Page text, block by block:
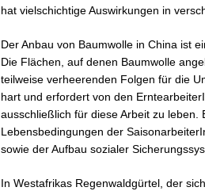
hat vielschichtige Auswirkungen in
Der Anbau von Baumwolle in China ist
Die Flächen, auf denen Baumwolle
teilweise verheerenden Folgen für die
hart und erfordert von den
ausschließlich für diese Arbeit zu leben.
Lebensbedingungen der
sowie der Aufbau sozialer
In Westafrikas Regenwaldgürtel, der